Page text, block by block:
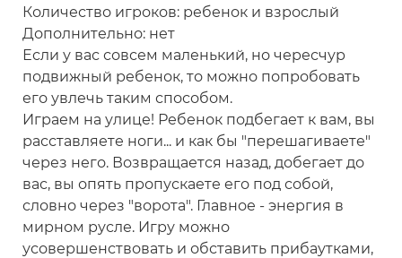
Количество игроков: ребенок и взрослый
Дополнительно: нет
Если у вас совсем маленький, но чересчур
подвижный ребенок, то можно попробовать
его увлечь таким способом.
Играем на улице! Ребенок подбегает к вам, вы
расставляете ноги... и как бы "перешагиваете"
через него. Возвращается назад, добегает до
вас, вы опять пропускаете его под собой,
словно через "ворота". Главное - энергия в
мирном русле. Игру можно
усовершенствовать и обставить прибаутками,